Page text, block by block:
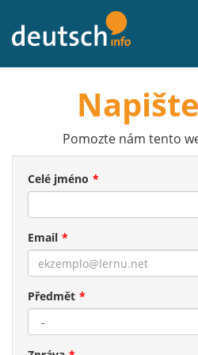
obsahu
Pomozte nám tento
Celé jméno
Email
Předmět